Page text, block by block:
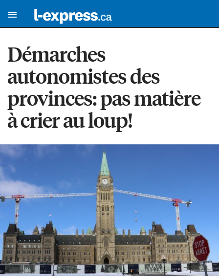
Démarches
autonomistes des
provinces: pas matière
à crier au loup!